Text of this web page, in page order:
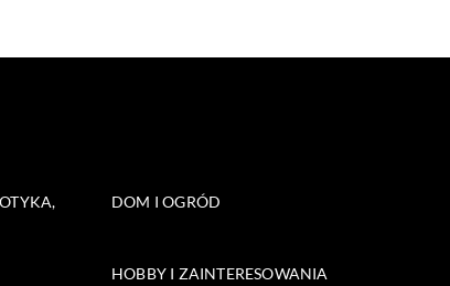
DOM I OGRÓD
HOBBY I ZAINTERESOWANIA